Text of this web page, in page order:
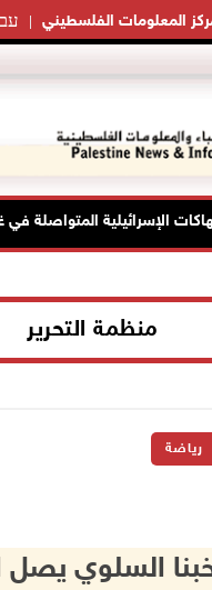
المعلومات الفلسطيني
منظمة التحرير
رياضة
السلوي